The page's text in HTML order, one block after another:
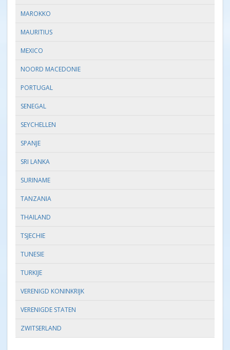
MAROKKO
MAURITIUS
MEXICO
NOORD MACEDONIE
PORTUGAL
SENEGAL
SEYCHELLEN
SPANJE
SRI LANKA
SURINAME
TANZANIA
THAILAND
TSJECHIE
TUNESIE
TURKIJE
VERENIGD KONINKRIJK
VERENIGDE STATEN
ZWITSERLAND